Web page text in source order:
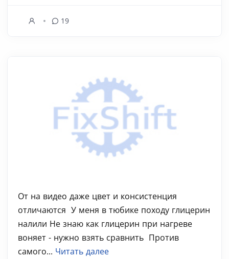
19
От на видео даже цвет и консистенция
отличаются ‍ У меня в тюбике походу глицерин
налили Не знаю как глицерин при нагреве
воняет - нужно взять сравнить ‍ Против
самого... Читать далее